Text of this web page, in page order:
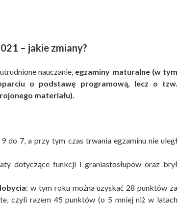
– jakie zmiany?
nauczanie, egzaminy maturalne (w tym
o podstawę programową, lecz o tzw.
materiału).
do 7, a przy tym czas trwania egzaminu nie uległ
dotyczące funkcji i graniastosłupów oraz brył
: w tym roku można uzyskać 28 punktów za
czyli razem 45 punktów (o 5 mniej niż w latach